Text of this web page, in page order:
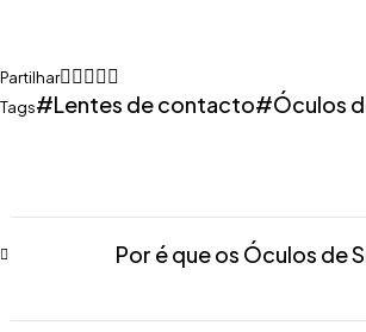
Partilhar
Tags
Lentes de contacto Óculos
Por é que os Óculos de